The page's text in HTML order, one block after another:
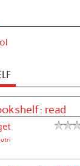
read